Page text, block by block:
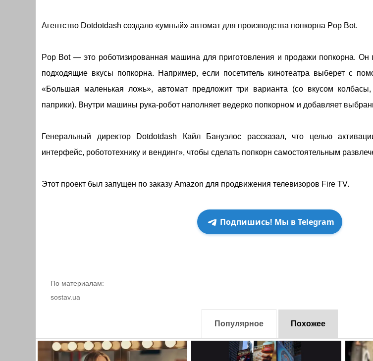
Агентство Dotdotdash создало «умный» автомат для производства попкорна Pop Bot.
Pop Bot — это роботизированная машина для приготовления и продажи попкорна.
подходящие вкусы попкорна. Например, если посетитель кинотеатра выберет с
«Большая маленькая ложь», автомат предложит три варианта (со вкусом
паприки). Внутри машины рука-робот наполняет ведерко попкорном и добавляет
Генеральный директор Dotdotdash Кайл Бануэлос рассказал, что целью
интерфейс, робототехнику и вендинг», чтобы сделать попкорн самостоятельным
Этот проект был запущен по заказу Amazon для продвижения телевизоров Fire TV.
Подпишись! Мы в Telegram
По материалам:
sostav.ua
Популярное Похожее